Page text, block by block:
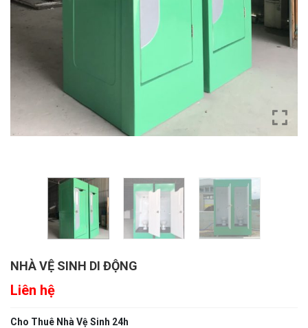
NHÀ VỆ SINH DI ĐỘNG
Liên hệ
Cho Thuê Nhà Vệ Sinh 24h